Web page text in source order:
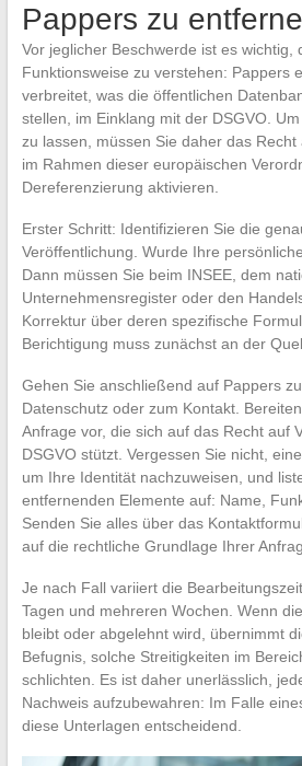
Pappers zu
Vor jeglicher Beschwerde ist es wichtig,
Funktionsweise zu verstehen: Pappers
verbreitet, was die öffentlichen
stellen, im Einklang mit der DSGVO.
zu lassen, müssen Sie daher das
im Rahmen dieser europäischen
Dereferenzierung aktivieren.
Erster Schritt: Identifizieren Sie die
Veröffentlichung. Wurde Ihre
Dann müssen Sie beim INSEE, dem
Unternehmensregister oder den
Korrektur über deren spezifische
Berichtigung muss zunächst an der
Gehen Sie anschließend auf Pappers
Datenschutz oder zum Kontakt.
Anfrage vor, die sich auf das Recht auf
DSGVO stützt. Vergessen Sie nicht,
um Ihre Identität nachzuweisen, und
entfernenden Elemente auf: Name,
Senden Sie alles über das
auf die rechtliche Grundlage Ihrer
Je nach Fall variiert die
Tagen und mehreren Wochen. Wenn
bleibt oder abgelehnt wird, übernimmt
Befugnis, solche Streitigkeiten im
schlichten. Es ist daher unerlässlich,
Nachweis aufzubewahren: Im Falle
diese Unterlagen entscheidend.